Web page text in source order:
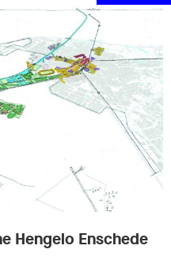
Hengelo Enschede